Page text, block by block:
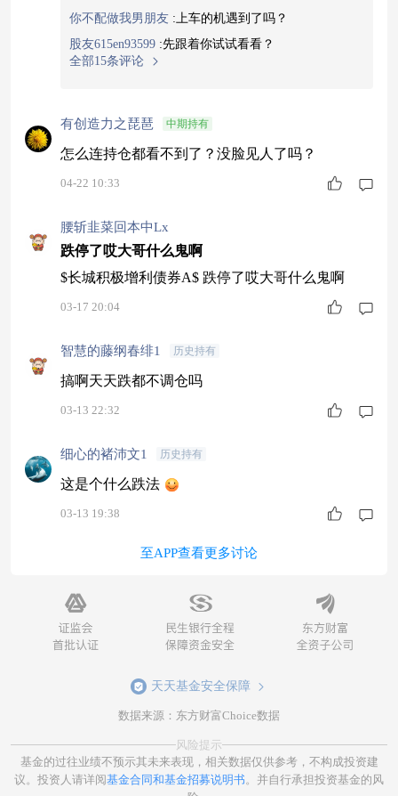
你不配做我男朋友 :上车的机遇到了吗？
股友615en93599 :先跟着你试试看看？
全部15条评论
有创造力之琵琶 中期持有
怎么连持仓都看不到了？没脸见人了吗？
04-22 10:33
腰斩韭菜回本中Lx
跌停了哎大哥什么鬼啊
$长城积极增利债券A$ 跌停了哎大哥什么鬼啊
03-17 20:04
智慧的藤纲春绯1 历史持有
搞啊天天跌都不调仓吗
03-13 22:32
细心的褚沛文1 历史持有
这是个什么跌法
03-13 19:38
至APP查看更多讨论
天天基金安全保障
数据来源：东方财富Choice数据
风险提示
基金的过往业绩不预示其未来表现，相关数据仅供参考，不构成投资建
议。投资人请详阅基金合同和基金招募说明书 。并自行承担投资基金的风